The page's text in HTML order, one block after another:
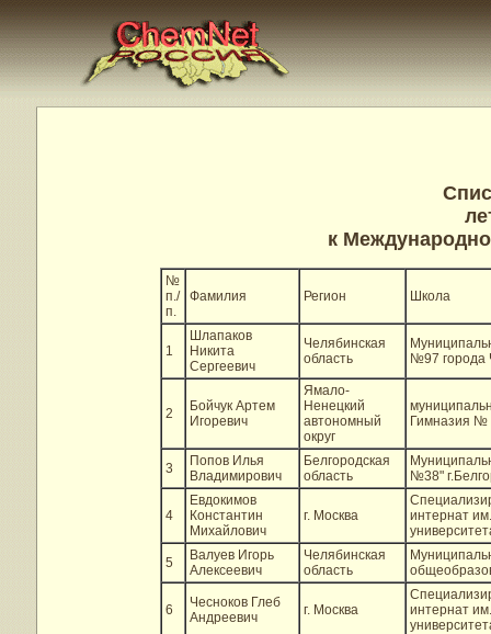
к
№
п./
п.
Фамилия Регион Школа
1
Шлапаков
Никита
Сергеевич
Челябинская
область
№97 города
2
Бойчук Артем
Игоревич
Ямало-
Ненецкий
автономный
округ
Гимназия №
3
Попов Илья
Владимирович
Белгородская
область
№38"
4
Евдокимов
Константин
Михайлович
г. Москва
интернат
5
Валуев Игорь
Алексеевич
Челябинская
область
6
Чесноков Глеб
Андреевич
г. Москва
интернат